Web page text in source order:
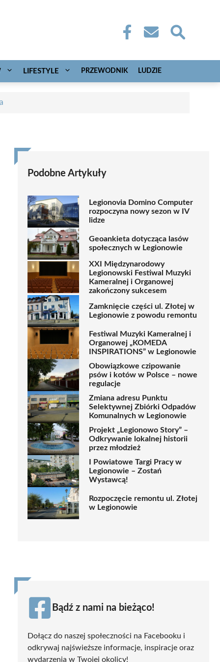
LIFESTYLE PRZEWODNIK LUDZIE
Podobne Artykuły
Legionovia Domino Computer
rozpoczyna nowy sezon w IV
lidze
Geoankieta dotycząca lasów
społecznych w Legionowie
XXI Międzynarodowy
Legionowski Festiwal Muzyki
Kameralnej i Organowej
zakończony sukcesem
Zamknięcie części ul. Złotej w
Legionowie z powodu remontu
Festiwal Muzyki Kameralnej i
Organowej „KOMEDA
INSPIRATIONS” w Legionowie
Obowiązkowe czipowanie
psów i kotów w Polsce – nowe
regulacje
Zmiana adresu Punktu
Selektywnej Zbiórki Odpadów
Komunalnych w Legionowie
Projekt „Legionowo Story” –
Odkrywanie lokalnej historii
przez młodzież
I Powiatowe Targi Pracy w
Legionowie – Zostań
Wystawcą!
Rozpoczęcie remontu ul. Złotej
w Legionowie
Bądź z nami na bieżąco!
Dołącz do naszej społeczności na Facebooku i
odkrywaj najświeższe informacje, inspiracje oraz
wydarzenia w Twojej okolicy!